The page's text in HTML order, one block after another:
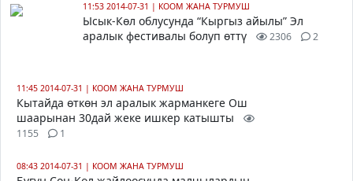
11:53 2014-07-31 | КООМ ЖАНА ТУРМУШ
Ысык-Көл облусунда “Кыргыз айылы” Эл
аралык фестивалы болуп өттү
2306 2
11:45 2014-07-31 | КООМ ЖАНА ТУРМУШ
Кытайда өткөн эл аралык жарманкеге Ош
шаарынан 30дай жеке ишкер катышты
1155 1
08:43 2014-07-31 | КООМ ЖАНА ТУРМУШ